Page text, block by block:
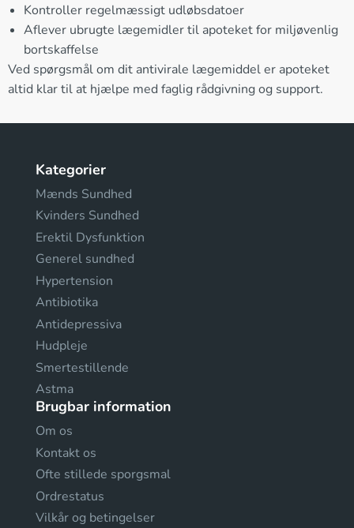
Kontroller regelmæssigt udløbsdatoer
Aflever ubrugte lægemidler til apoteket for miljøvenlig
bortskaffelse
Ved spørgsmål om dit antivirale lægemiddel er apoteket
altid klar til at hjælpe med faglig rådgivning og support.
Kategorier
Mænds Sundhed
Kvinders Sundhed
Erektil Dysfunktion
Generel sundhed
Hypertension
Antibiotika
Antidepressiva
Hudpleje
Smertestillende
Astma
Brugbar information
Om os
Kontakt os
Ofte stillede sporgsmal
Ordrestatus
Vilkår og betingelser